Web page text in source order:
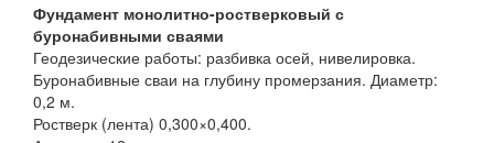
Фундамент монолитно-ростверковый с
буронабивными сваями
Геодезические работы: разбивка осей, нивелировка.
Буронабивные сваи на глубину промерзания. Диаметр:
0,2 м.
Ростверк (лента) 0,300×0,400.